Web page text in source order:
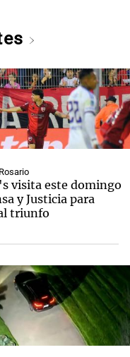
visita este domingo
y Justicia para
triunfo